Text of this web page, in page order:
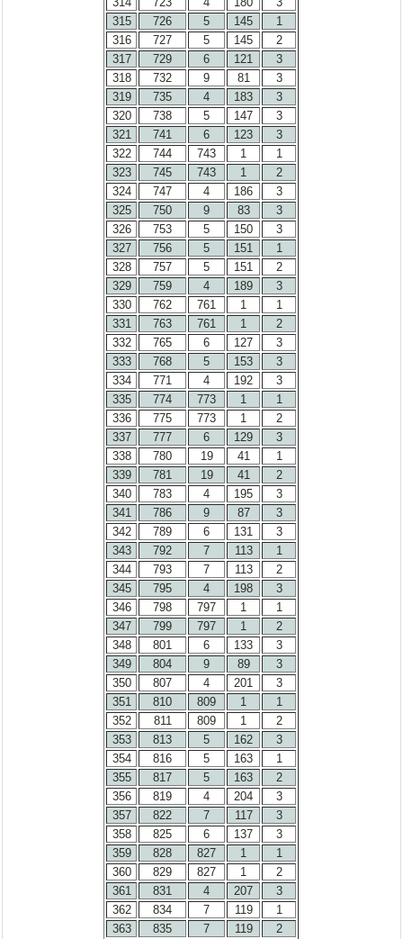
315
726 5 145
1
316
727 5 145
2
317
729 6 121
3
318
732 9 81
3
319
735 4 183
3
320
738 5 147
3
321
741 6 123
3
322
744 743 1
1
323
745 743 1
2
324
747 4 186
3
325
750 9 83
3
326
753 5 150
3
327
756 5 151
1
328
757 5 151
2
329
759 4 189
3
330
762 761 1
1
331
763 761 1
2
332
765 6 127
3
333
768 5 153
3
334
771 4 192
3
335
774 773 1
1
336
775 773 1
2
337
777 6 129
3
338
780 19 41
1
339
781 19 41
2
340
783 4 195
3
341
786 9 87
3
342
789 6 131
3
343
792 7 113
1
344
793 7 113
2
345
795 4 198
3
346
798 797 1
1
347
799 797 1
2
348
801 6 133
3
349
804 9 89
3
350
807 4 201
3
351
810 809 1
1
352
811 809 1
2
353
813 5 162
3
354
816 5 163
1
355
817 5 163
2
356
819 4 204
3
357
822 7 117
3
358
825 6 137
3
359
828 827 1
1
360
829 827 1
2
361
831 4 207
3
362
834 7 119
1
363
835 7 119
2